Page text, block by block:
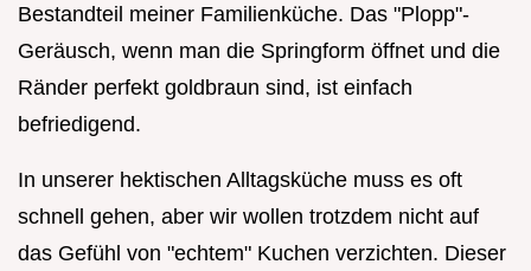
Bestandteil meiner Familienküche. Das "Plopp"-
Geräusch, wenn man die Springform öffnet und die
Ränder perfekt goldbraun sind, ist einfach
befriedigend.
In unserer hektischen Alltagsküche muss es oft
schnell gehen, aber wir wollen trotzdem nicht auf
das Gefühl von "echtem" Kuchen verzichten. Dieser